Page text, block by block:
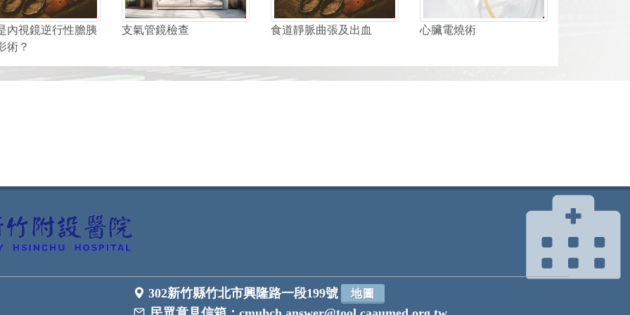
內視鏡逆行性膽胰
術？
支氣管鏡檢查 食道靜脈曲張及出血 心臟電燒術
302新竹縣竹北市興隆路一段199號 地圖